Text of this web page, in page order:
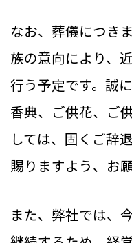
なお、葬儀につき
族の意向により、
行う予定です。誠
香典、ご供花、ご
しては、固くご辞
賜りますよう、お
また、弊社では、